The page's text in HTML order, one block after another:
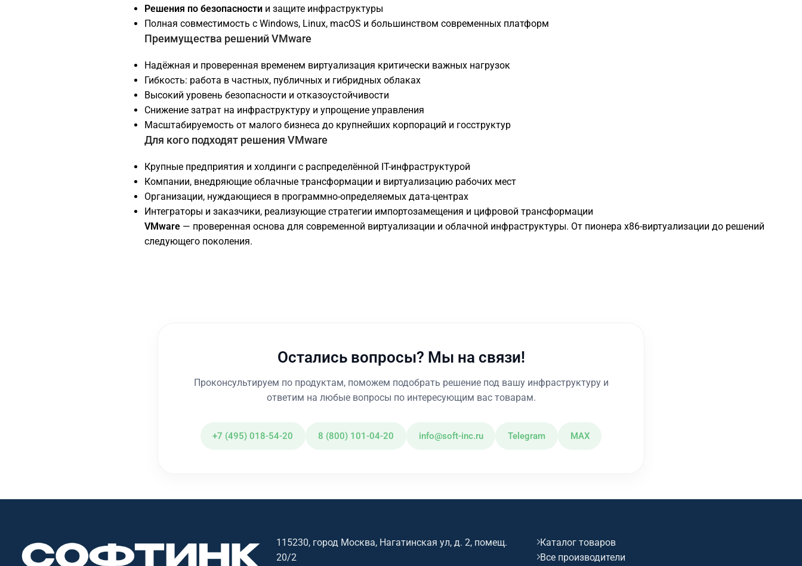
Решения по безопасностии защите инфраструктуры
Полная совместимость с Windows, Linux, macOS и большинством современных платформ
Преимущества решений VMware
Надёжная и проверенная временем виртуализация критически важных нагрузок
Гибкость: работа в частных, публичных и гибридных облаках
Высокий уровень безопасности и отказоустойчивости
Снижение затрат на инфраструктуру и упрощение управления
Масштабируемость от малого бизнеса до крупнейших корпораций и госструктур
Для кого подходят решения VMware
Крупные предприятия и холдинги с распределённой IT-инфраструктурой
Компании, внедряющие облачные трансформации и виртуализацию рабочих мест
Организации, нуждающиеся в программно-определяемых дата-центрах
Интеграторы и заказчики, реализующие стратегии импортозамещения и цифровой трансформации
VMware— проверенная основа для современной виртуализации и облачной инфраструктуры. От пионера x86-виртуализации до решений
следующего поколения.
Остались вопросы? Мы на связи!
Проконсультируем по продуктам, поможем подобрать решение под вашу инфраструктуру и
ответим на любые вопросы по интересующим вас товарам.
+7 (495) 018-54-20 8 (800) 101-04-20 info@soft-inc.ru Telegram MAX
115230, город Москва, Нагатинская ул, д. 2, помещ.
20/2
Каталог товаров
Все производители